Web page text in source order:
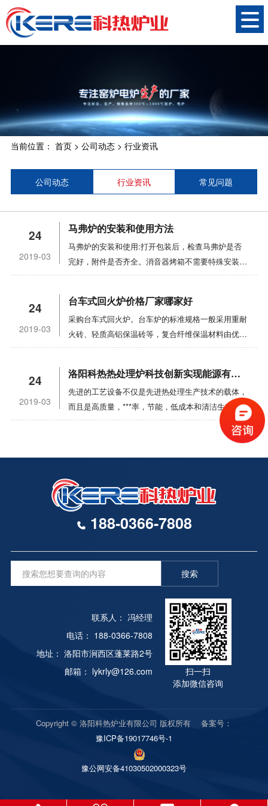
当前位置： 首页> 公司动态> 行业资讯
公司动态 行业资讯 常见问题
24
2019-03
马弗炉的安装和使用方法
马弗炉的安装和使用:打开包装后，检查马弗炉是否
完好，附件是否齐全。消音器烤箱不需要特殊安装，
可以放置在室内平坦的地板或架子上。控制器应避免
行而引起过热。2. 所述热电偶插入炉内20-50mm，
所述孔与热电偶之间的间隙用石棉绳填充。热电偶好
用补偿线(或绝缘钢芯线)连接到控制上，注意正极和
负极，不要反向连接。3.为了控制主电源，在电源线
和控制器必须可靠接地。4. 使用前，请将温度计指
针调至零位。当使用补偿线和冷端补偿器时，将机械
零位调整到冷端补偿器的参考温度点。不要使用补偿
线。将机械零位调整到零位刻度，但所指示的温度是
测点与热电偶冷端之间的温差。5. 检查接线后，将
控制器外壳盖好。将温度指示灯的设置指针调整到需
时，温度指示灯亮绿灯，继电器开始工作，电炉通
电，电流表显示电流。随着电炉内部温度的升高，温
度指示指针也逐渐升高，说明系统工作正常。电炉的
加热和恒温由温度指示器的红绿灯指示。绿灯表示加
24
2019-03
台车式回火炉价格厂家哪家好
采购台车式回火炉。台车炉的标准规格一般采用重耐
火砖、轻质高铝保温砖等，复合纤维保温材料由优质
微珠真空节能砖和超长纤维硅酸铝保温毯组成。大型
用高铝重耐火砖建造炉口等易碰撞部位和承重部位，
提高炉衬强度。台车炉具有良好的保温性能和节能特
性。框架型钢梁与钢板焊接，保证满负荷、长期使用
不变形的正常运行。台车钢结构的设计承载力很大，
优于一般箱式炉。移动式装料台车具有重量大、易于
为高电阻合金电阻丝或电阻带，分布在炉墙、台车、
炉门和炉后壁上。材料主要为0cr25al5或
0cr27al7mo2高电阻合金材料，带电源接线端子。对
于复杂、精密、长寿命的塑料模具，为了保持其高寿
因此，有必要采用台车式炉进行终热处理和制造。但
终的热处理工艺（淬火、退火）一般会导致模具热处
理变形，即模具精度难以达到要求。时效硬化的塑料
模具钢在固溶硬化后软化（通常为28-34hrc），可以
切割。冷成形后可获得较高的综合力学性能。时效硬
化热处理变形很小。这种钢一般具有良好的焊接性能
和表面氮化的优点，适用于制造复杂、精密、长寿命
24
2019-03
洛阳科热热处理炉科技创新实现能源有效利用
先进的工艺设备不仅是先进热处理生产技术的载体，
而且是高质量，***率，节能，低成本和清洁生产的
基本条件。依靠科技创新，我们不断开发和制造高性
能，高使用寿命，高质量，可靠的退火炉热处理设
选择热处理能源以及***经济地使用能源也是发展和
转变热处理生产技术的重要出发点。作为第二电力来
源，火力发电厂每千瓦时需要约9196KF的热能，效
率为30％-40％。如果热处理炉的热效率可以达到
热，可以轻松实现60％-65％的综合热效率。因此，
在使用天然气的地区，使用燃烧炉代替部分电阻炉有
利于能源利用。先进的加热设备除了可以体现先进技
术外，节能是非常重要的指标。热处理炉应具有较小
的热损失，炉衬中的热量存储较小，应充分利用废
热，燃烧炉应使用有效的燃烧器或辐射管，并应提供
合理的燃烧系统。合理的工艺选择具有巨大的节能潜
力，并且可以用少的投资获得明显的效果。缩短加热
时间，降低加热温度，采用表面热处理代替整体热处
措施，关键在于生产技术人员要加强节能意识保存。
合理的生产组织和严格的能源管理也是节能的根本措
施。对提高回火炉热处理设备的负荷，保持连续生产
具有重要意义。从这个意义上讲，生产是非常有利
188-0366-7808
搜索
联系人： 冯经理
电话： 188-0366-7808
地址： 洛阳市涧西区蓬莱路2号
邮箱： lykrly@126.com
扫一扫
添加微信咨询
Copyright © 洛阳科热炉业有限公司 版权所有 备案号：
豫ICP备19017746号-1
豫公网安备41030502000323号